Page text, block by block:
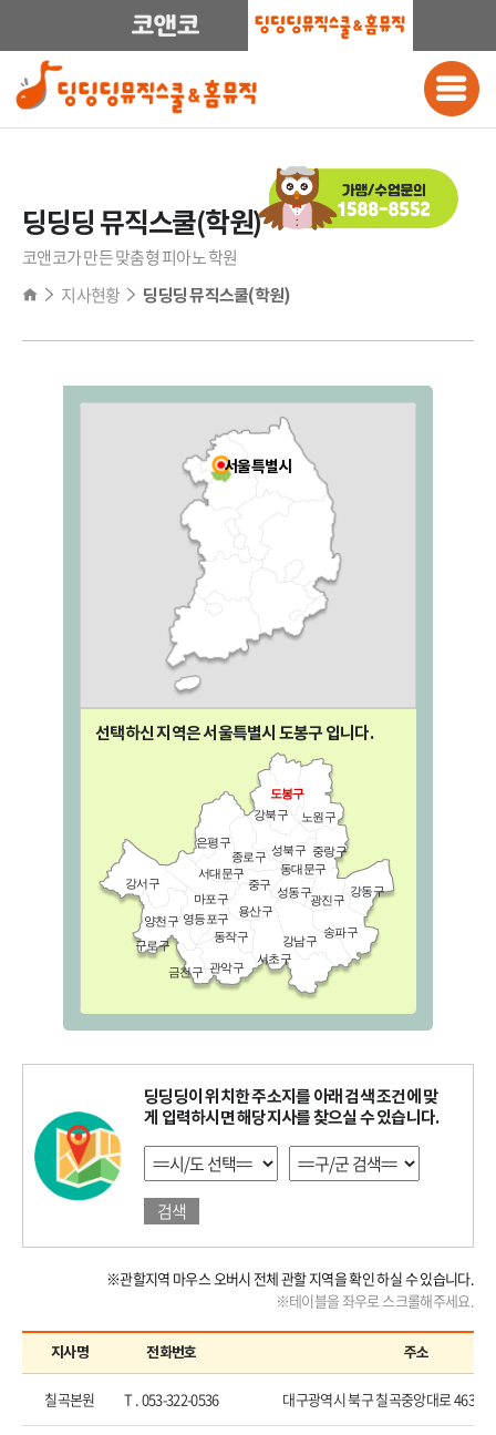
딩딩딩 뮤직스쿨(학원)
코앤코가 만든 맞춤형 피아노 학원
지사현황
딩딩딩 뮤직스쿨(학원)
서울특별시
선택하신 지역은 서울특별시 도봉구입니다.
도봉구
강북구
은평구
노원구
종로구 성북구 중랑구
서대문구
동대문구
강서구
마포구
중구
성동구
광진구
강동구
양천구 영등포구
용산구
구로구
동작구 송파구
강남구
서초구
관악구
금천구
딩딩딩이 위치한 주소지를 아래 검색 조건에 맞
게 입력하시면 해당지사를 찾으실 수 있습니다.
검색
※관할지역 마우스 오버시 전체 관할 지역을 확인 하실 수 있습니다.
※테이블을 좌우로 스크롤해주세요.
지사명 전화번호 주소
칠곡본원 T . 053-322-0536 대구광역시 북구 칠곡중앙대로 463 조